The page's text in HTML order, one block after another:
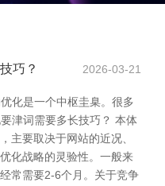
巧？ 2026-03-21
化是一个中枢圭臬。很多
津词需要多长技巧？ 本体
主要取决于网站的近况、
化战略的灵验性。一般来
常需要2-6个月。关于竞争